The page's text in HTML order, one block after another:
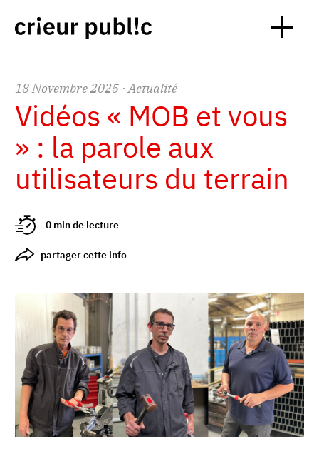
18Novembre2025 · Actualité
Vidéos « MOB et vous
» : la parole aux
utilisateurs du terrain
0 min de lecture
partager cette info